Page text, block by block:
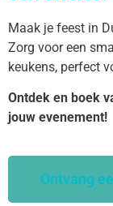
Maak je feest in
Zorg voor een
keukens, perfect
Ontdek en boek
jouw evenement!
Ontvang